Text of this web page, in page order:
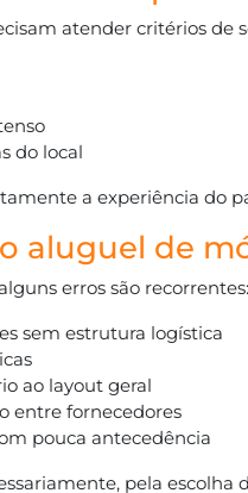
atender critérios de
do local
a experiência do
aluguel de
erros são recorrentes:
sem estrutura logística
ao layout geral
entre fornecedores
pouca antecedência
pela escolha